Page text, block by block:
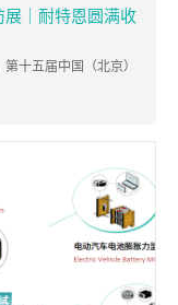
展｜耐特恩圆满收
十五届中国（北京）